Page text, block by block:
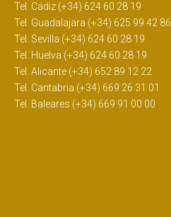
Tel. Cádiz (+34) 624 60 28 19
Tel. Guadalajara (+34) 625 99 42 86
Tel. Sevilla (+34) 624 60 28 19
Tel. Huelva (+34) 624 60 28 19
Tel. Alicante (+34) 652 89 12 22
Tel. Cantabria (+34) 669 26 31 01
Tel. Baleares (+34) 669 91 00 00